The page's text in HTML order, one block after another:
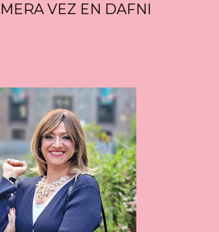
VEZ EN DAFNI